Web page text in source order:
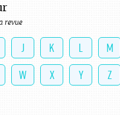
revue
J K L
M
W
X Y Z